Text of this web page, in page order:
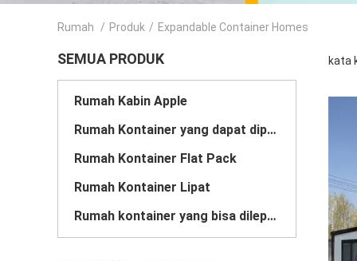
Rumah / Produk / Expandable Container Homes
SEMUA PRODUK
Rumah Kabin Apple
Rumah Kontainer yang dapat diperluas
Rumah Kontainer Flat Pack
Rumah Kontainer Lipat
Rumah kontainer yang bisa dilepas
kata